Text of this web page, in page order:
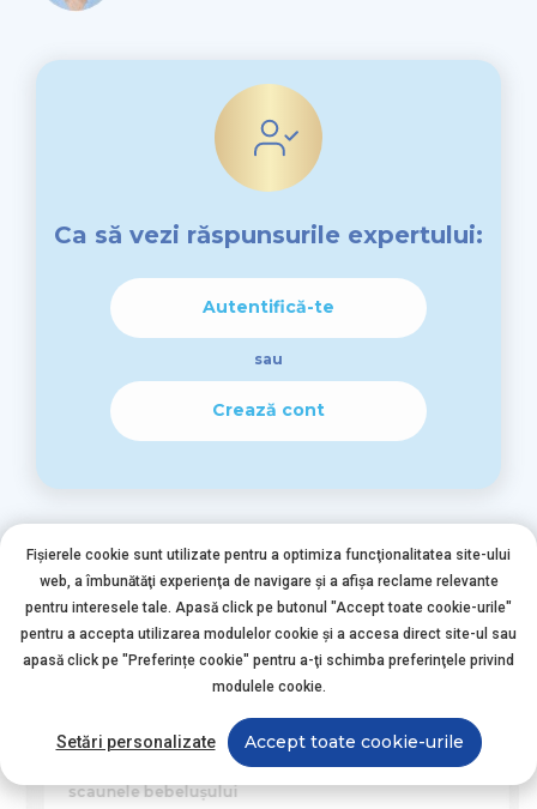
Ca să vezi răspunsurile expertului:
Autentifică-te
sau
Crează cont
Alte întrebări asemănătoare
Nutriția Bebelușului
scaunele bebelușului
Fișierele cookie sunt utilizate pentru a optimiza funcţionalitatea site-ului
web, a îmbunătăţi experienţa de navigare şi a afişa reclame relevante
pentru interesele tale. Apasă click pe butonul "Accept toate cookie-urile"
pentru a accepta utilizarea modulelor cookie şi a accesa direct site-ul sau
apasă click pe "Preferințe cookie" pentru a-ţi schimba preferinţele privind
modulele cookie.
Setări personalizate Accept toate cookie-urile